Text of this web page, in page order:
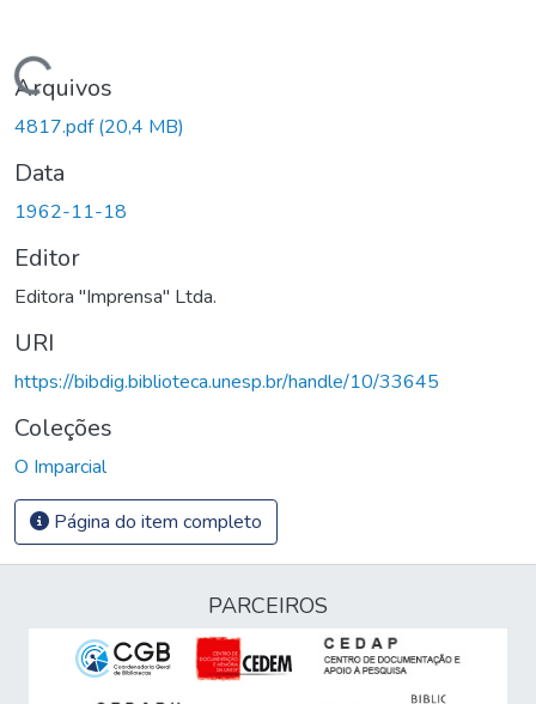
Carregando...
Arquivos
4817.pdf(20,4 MB)
Data
1962-11-18
Editor
Editora "Imprensa" Ltda.
URI
https://bibdig.biblioteca.unesp.br/handle/10/33645
Coleções
O Imparcial
Página do item completo
PARCEIROS